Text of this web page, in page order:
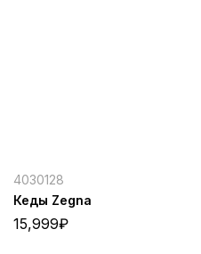
4030128
Кеды Zegna
15,999₽